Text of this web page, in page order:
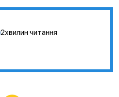
2хвилин читання